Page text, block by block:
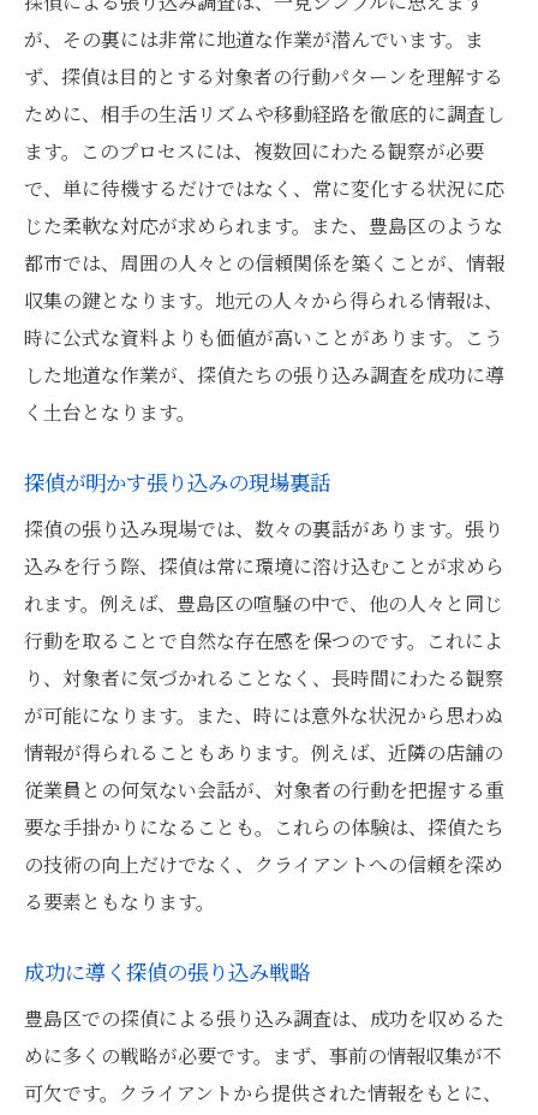
が、その裏には非常に地道な作業が潜んでいます。ま
ず、探偵は目的とする対象者の行動パターンを理解する
ために、相手の生活リズムや移動経路を徹底的に調査し
ます。このプロセスには、複数回にわたる観察が必要
で、単に待機するだけではなく、常に変化する状況に応
じた柔軟な対応が求められます。また、豊島区のような
都市では、周囲の人々との信頼関係を築くことが、情報
収集の鍵となります。地元の人々から得られる情報は、
時に公式な資料よりも価値が高いことがあります。こう
した地道な作業が、探偵たちの張り込み調査を成功に導
く土台となります。
探偵が明かす張り込みの現場裏話
探偵の張り込み現場では、数々の裏話があります。張り
込みを行う際、探偵は常に環境に溶け込むことが求めら
れます。例えば、豊島区の喧騒の中で、他の人々と同じ
行動を取ることで自然な存在感を保つのです。これによ
り、対象者に気づかれることなく、長時間にわたる観察
が可能になります。また、時には意外な状況から思わぬ
情報が得られることもあります。例えば、近隣の店舗の
従業員との何気ない会話が、対象者の行動を把握する重
要な手掛かりになることも。これらの体験は、探偵たち
の技術の向上だけでなく、クライアントへの信頼を深め
る要素ともなります。
成功に導く探偵の張り込み戦略
豊島区での探偵による張り込み調査は、成功を収めるた
めに多くの戦略が必要です。まず、事前の情報収集が不
可欠です。クライアントから提供された情報をもとに、